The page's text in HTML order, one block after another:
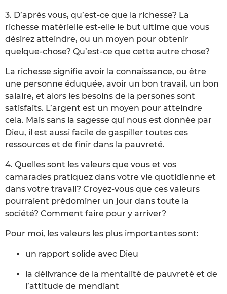
3. D’après vous, qu’est-ce que la richesse? La
richesse matérielle est-elle le but ultime que vous
désirez atteindre, ou un moyen pour obtenir
quelque-chose? Qu’est-ce que cette autre chose?
La richesse signifie avoir la connaissance, ou être
une personne éduquée, avoir un bon travail, un bon
salaire, et alors les besoins de la persones sont
satisfaits. L’argent est un moyen pour atteindre
cela. Mais sans la sagesse qui nous est donnée par
Dieu, il est aussi facile de gaspiller toutes ces
ressources et de finir dans la pauvreté.
4. Quelles sont les valeurs que vous et vos
camarades pratiquez dans votre vie quotidienne et
dans votre travail? Croyez-vous que ces valeurs
pourraient prédominer un jour dans toute la
société? Comment faire pour y arriver?
Pour moi, les valeurs les plus importantes sont:
un rapport solide avec Dieu
la délivrance de la mentalité de pauvreté et de
l’attitude de mendiant